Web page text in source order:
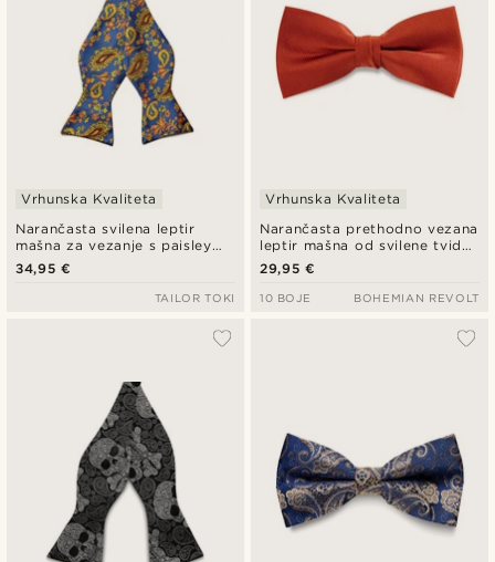
Narančasta svilena leptir
mašna za vezanje s paisley
uzorkom
Vrhunska Kvaliteta
34,95 €
TAILOR TOKI
Narančasta prethodno vezana
leptir mašna od svilene tvid
tkanine
Vrhunska Kvaliteta
29,95 €
10 BOJE BOHEMIAN REVOLT